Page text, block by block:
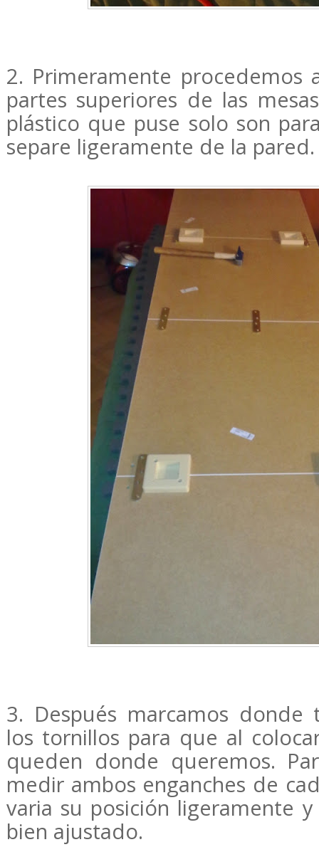
2. Primeramente procedemos
partes superiores de las
plástico que puse solo son
separe ligeramente de la pared.
3. Después marcamos
los tornillos para que al
queden donde queremos.
medir ambos enganches de
varia su posición ligeramente
bien ajustado.